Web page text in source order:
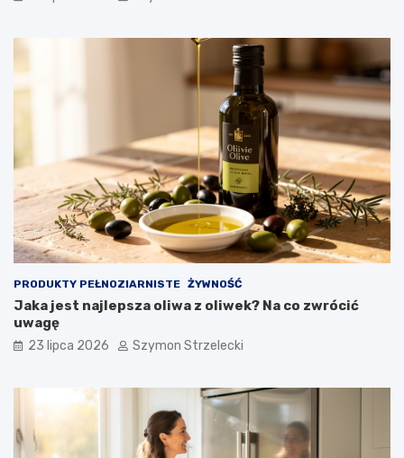
PRODUKTY PEŁNOZIARNISTE ŻYWNOŚĆ
Jaka jest najlepsza oliwa z oliwek? Na co zwrócić
uwagę
23 lipca 2026 Szymon Strzelecki